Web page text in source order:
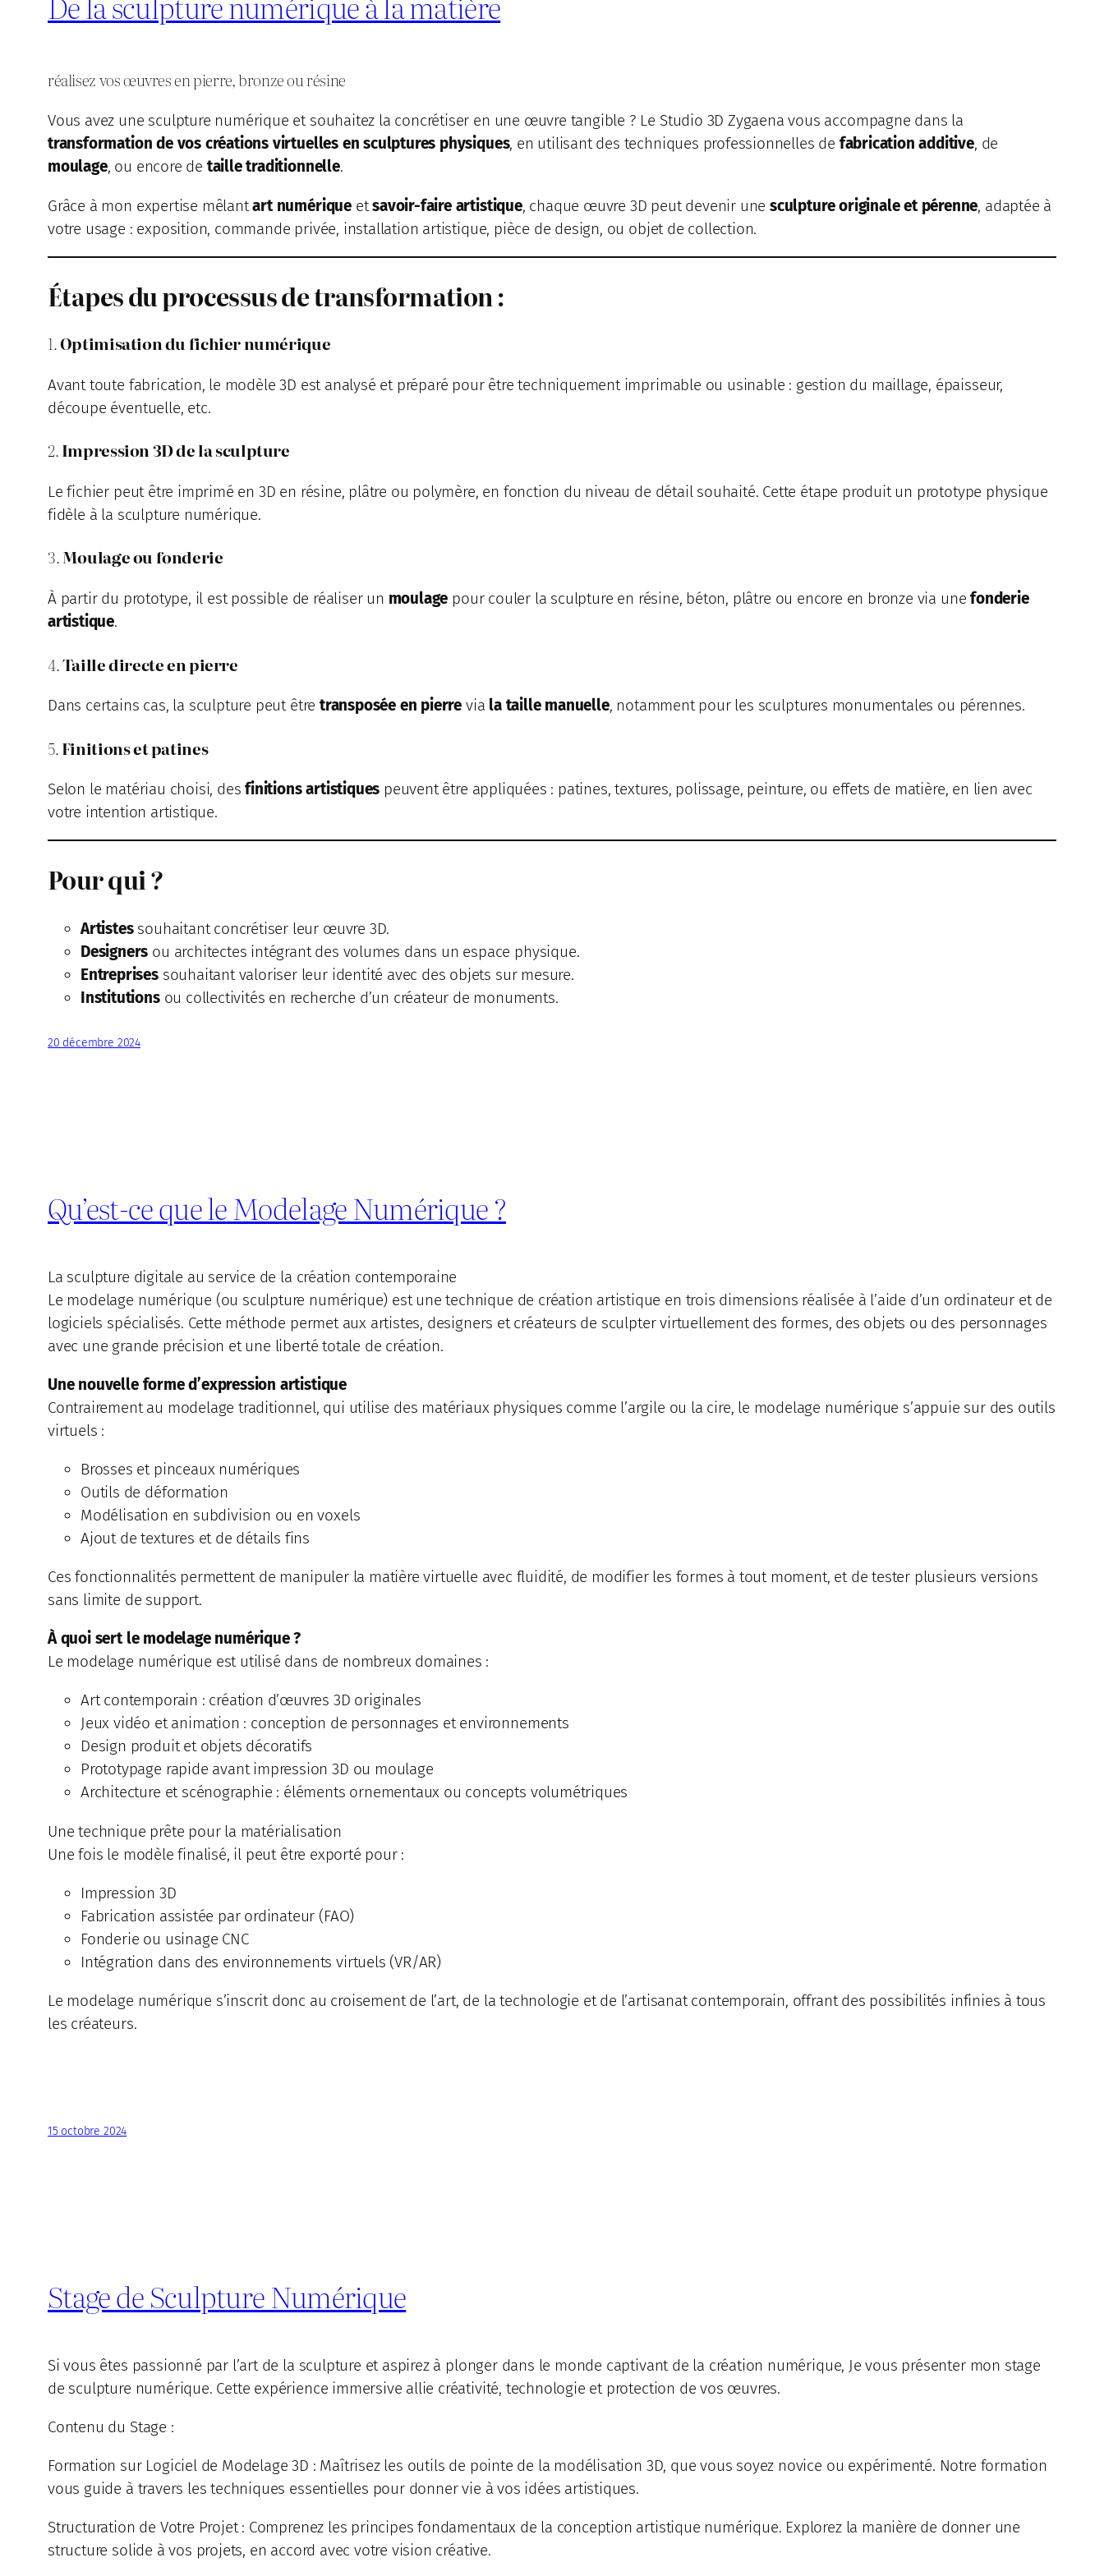
réalisez vos œuvres en pierre, bronze ou résine
Vous avez une sculpture numérique et souhaitez la concrétiser en une œuvre tangible ? Le Studio 3D Zygaena vous accompagne dans la
transformation de vos créations virtuelles en sculptures physiques, en utilisant des techniques professionnelles de fabrication additive, de
moulage, ou encore de taille traditionnelle.
Grâce à mon expertise mêlantart numériqueetsavoir-faire artistique, chaque œuvre 3D peut devenir unesculpture originale et pérenne, adaptée à
votre usage : exposition, commande privée, installation artistique, pièce de design, ou objet de collection.
Étapes du processus de transformation :
1.Optimisation du fichier numérique
Avant toute fabrication, le modèle 3D est analysé et préparé pour être techniquement imprimable ou usinable : gestion du maillage, épaisseur,
découpe éventuelle, etc.
2.Impression 3D de la sculpture
Le fichier peut être imprimé en 3D en résine, plâtre ou polymère, en fonction du niveau de détail souhaité. Cette étape produit un prototype physique
fidèle à la sculpture numérique.
3.Moulage ou fonderie
À partir du prototype, il est possible de réaliser un moulage pour couler la sculpture en résine, béton, plâtre ou encore en bronze via unefonderie
artistique.
4.Taille directe en pierre
Dans certains cas, la sculpture peut être transposée en pierre via la taille manuelle, notamment pour les sculptures monumentales ou pérennes.
5.Finitions et patines
Selon le matériau choisi, desfinitions artistiques peuvent être appliquées : patines, textures, polissage, peinture, ou effets de matière, en lien avec
votre intention artistique.
Pour qui ?
Artistessouhaitant concrétiser leur œuvre 3D.
Designers ou architectes intégrant des volumes dans un espace physique.
Entreprisessouhaitant valoriser leur identité avec des objets sur mesure.
Institutionsou collectivités en recherche d’un créateur de monuments.
20 décembre 2024
Qu’est-ce que le Modelage Numérique ?
La sculpture digitale au service de la création contemporaine
Le modelage numérique (ou sculpture numérique) est une technique de création artistique en trois dimensions réalisée à l’aide d’un ordinateur et de
logiciels spécialisés. Cette méthode permet aux artistes, designers et créateurs de sculpter virtuellement des formes, des objets ou des personnages
avec une grande précision et une liberté totale de création.
Une nouvelle forme d’expression artistique
Contrairement au modelage traditionnel, qui utilise des matériaux physiques comme l’argile ou la cire, le modelage numérique s’appuie sur des outils
virtuels :
Brosses et pinceaux numériques
Outils de déformation
Modélisation en subdivision ou en voxels
Ajout de textures et de détails fins
Ces fonctionnalités permettent de manipuler la matière virtuelle avec fluidité, de modifier les formes à tout moment, et de tester plusieurs versions
sans limite de support.
À quoi sert le modelage numérique ?
Le modelage numérique est utilisé dans de nombreux domaines :
Art contemporain : création d’œuvres 3D originales
Jeux vidéo et animation : conception de personnages et environnements
Design produit et objets décoratifs
Prototypage rapide avant impression 3D ou moulage
Architecture et scénographie : éléments ornementaux ou concepts volumétriques
Une technique prête pour la matérialisation
Une fois le modèle finalisé, il peut être exporté pour :
Impression 3D
Fabrication assistée par ordinateur (FAO)
Fonderie ou usinage CNC
Intégration dans des environnements virtuels (VR/AR)
Le modelage numérique s’inscrit donc au croisement de l’art, de la technologie et de l’artisanat contemporain, offrant des possibilités infinies à tous
les créateurs.
15 octobre 2024
Stage de Sculpture Numérique
Si vous êtes passionné par l’art de la sculpture et aspirez à plonger dans le monde captivant de la création numérique, Je vous présenter mon stage
de sculpture numérique. Cette expérience immersive allie créativité, technologie et protection de vos œuvres.
Contenu du Stage :
Formation sur Logiciel de Modelage 3D : Maîtrisez les outils de pointe de la modélisation 3D, que vous soyez novice ou expérimenté. Notre formation
vous guide à travers les techniques essentielles pour donner vie à vos idées artistiques.
Structuration de Votre Projet : Comprenez les principes fondamentaux de la conception artistique numérique. Explorez la manière de donner une
structure solide à vos projets, en accord avec votre vision créative.